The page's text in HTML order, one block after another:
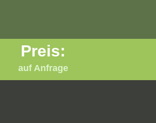
Preis:
auf Anfrage